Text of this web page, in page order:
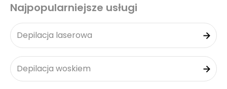
Najpopularniejsze usługi
Depilacja laserowa
Depilacja woskiem